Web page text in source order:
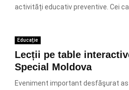
activități educativ preventive. Cei
Educație
Lecții pe table
Special Moldova
Eveniment important desfăşurat